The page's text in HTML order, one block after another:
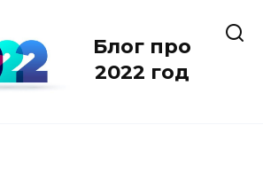
Блог про
2022 год